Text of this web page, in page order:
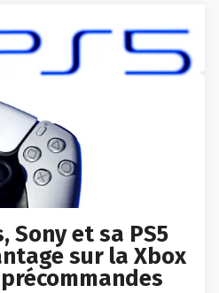
Sony et sa PS5
sur la Xbox